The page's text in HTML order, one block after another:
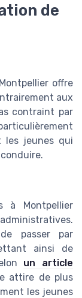
de
offre
aux
contraint par
les jeunes qui
à Montpellier
passer par
ainsi de
un article
attire de plus
les jeunes